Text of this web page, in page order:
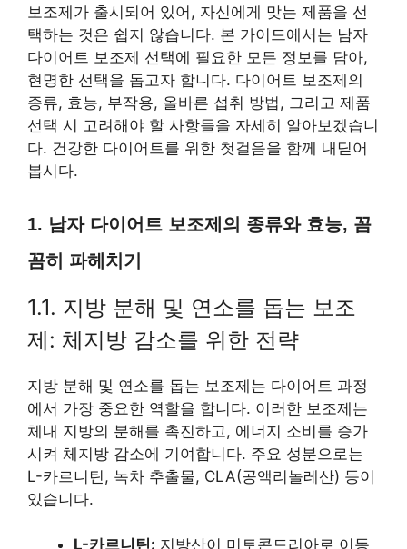
보조제가 출시되어 있어, 자신에게 맞는 제품을 선
택하는 것은 쉽지 않습니다. 본 가이드에서는 남자
다이어트 보조제 선택에 필요한 모든 정보를 담아,
현명한 선택을 돕고자 합니다. 다이어트 보조제의
종류, 효능, 부작용, 올바른 섭취 방법, 그리고 제품
선택 시 고려해야 할 사항들을 자세히 알아보겠습니
다. 건강한 다이어트를 위한 첫걸음을 함께 내딛어
봅시다.
1. 남자 다이어트 보조제의 종류와 효능, 꼼
꼼히 파헤치기
1.1. 지방 분해 및 연소를 돕는 보조
제: 체지방 감소를 위한 전략
지방 분해 및 연소를 돕는 보조제는 다이어트 과정
에서 가장 중요한 역할을 합니다. 이러한 보조제는
체내 지방의 분해를 촉진하고, 에너지 소비를 증가
시켜 체지방 감소에 기여합니다. 주요 성분으로는
L-카르니틴, 녹차 추출물, CLA(공액리놀레산) 등이
있습니다.
L-카르니틴: 지방산이 미토콘드리아로 이동